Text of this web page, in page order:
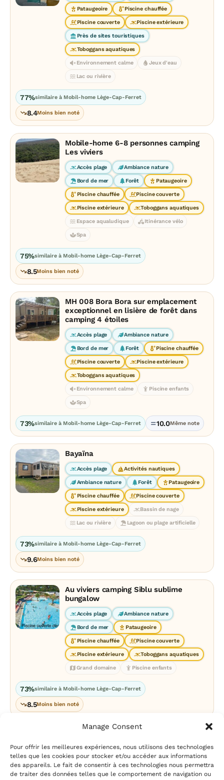
Manage Consent
Pour offrir les meilleures expériences, nous utilisons des technologies
telles que les cookies pour stocker et/ou accéder aux informations
des appareils. Le fait de consentir à ces technologies nous permettra
de traiter des données telles que le comportement de navigation ou
Pataugeoire Piscine chauffée
Piscine couverte Piscine extérieure
Près de sites touristiques
Toboggans aquatiques
Environnement calme Jeux d'eau
Lac ou rivière
77%similaire à Mobil-home Lège-Cap-Ferret
8.4Moins bien noté
Mobile-home 6-8 personnes camping
Les viviers
Accès plage Ambiance nature
Bord de mer Forêt Pataugeoire
Piscine chauffée Piscine couverte
Piscine extérieure Toboggans aquatiques
Espace aqualudique Itinérance vélo
Spa
75%similaire à Mobil-home Lège-Cap-Ferret
8.5Moins bien noté
MH 008 Bora Bora sur emplacement
exceptionnel en lisière de forêt dans
camping 4 étoiles
Accès plage Ambiance nature
Bord de mer Forêt Piscine chauffée
Piscine couverte Piscine extérieure
Toboggans aquatiques
Environnement calme Piscine enfants
Spa
73%similaire à Mobil-home Lège-Cap-Ferret 10.0Même note
Bayaïna
Accès plage Activités nautiques
Ambiance nature Forêt Pataugeoire
Piscine chauffée Piscine couverte
Piscine extérieure Bassin de nage
Lac ou rivière Lagoon ou plage artificielle
73%similaire à Mobil-home Lège-Cap-Ferret
9.6Moins bien noté
Au viviers camping Siblu sublime
bungalow
Accès plage Ambiance nature
Bord de mer Pataugeoire
Piscine chauffée Piscine couverte
Piscine extérieure Toboggans aquatiques
Grand domaine Piscine enfants
73%similaire à Mobil-home Lège-Cap-Ferret
8.5Moins bien noté